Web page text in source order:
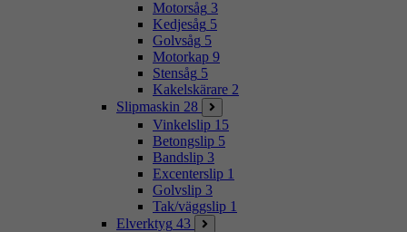
Motorsåg 3
Kedjesåg 5
Golvsåg 5
Motorkap 9
Stensåg 5
Kakelskärare 2
Slipmaskin 28
Vinkelslip 15
Betongslip 5
Bandslip 3
Excenterslip 1
Golvslip 3
Tak/väggslip 1
Elverktyg 43